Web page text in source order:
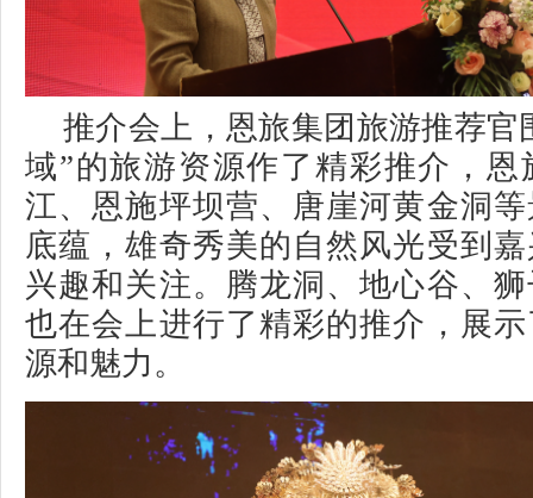
推介会上，恩旅集团旅游推荐官
域”的旅游资源作了精彩推介，
江、恩施坪坝营、唐崖河黄金洞
底蕴，雄奇秀美的自然风光受到
兴趣和关注。腾龙洞、地心谷、
也在会上进行了精彩的推介，展
源和魅力。